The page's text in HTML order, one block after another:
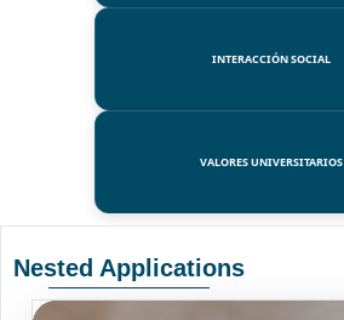
INTERACCIÓN SOCIAL
VALORES UNIVERSITARIOS
Nested Applications